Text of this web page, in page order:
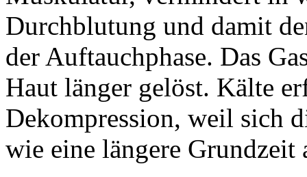
Durchblutung und damit
der Auftauchphase. Das
Haut länger gelöst. Kälte
Dekompression, weil sich
wie eine längere Grundzeit